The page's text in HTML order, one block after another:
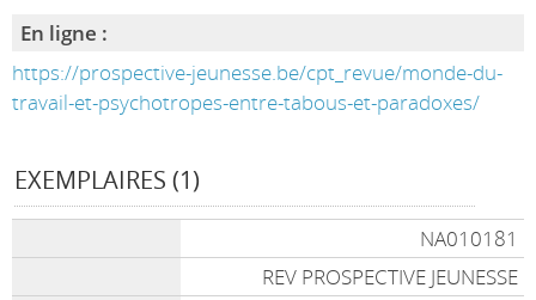
En ligne :
https://prospective-jeunesse.be/cpt_revue/monde-du-
travail-et-psychotropes-entre-tabous-et-paradoxes/
EXEMPLAIRES (1)
NA010181
REV PROSPECTIVE JEUNESSE